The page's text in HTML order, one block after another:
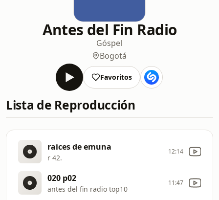
Antes del Fin Radio
Góspel
Bogotá
Favoritos
Lista de Reproducción
raices de emuna
r 42.
12:14
020 p02
antes del fin radio top10
11:47